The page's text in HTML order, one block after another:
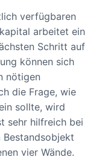
verfügbaren
arbeitet ein
Schritt auf
können sich
nötigen
die Frage, wie
sollte, wird
sehr hilfreich bei
Bestandsobjekt
vier Wände.